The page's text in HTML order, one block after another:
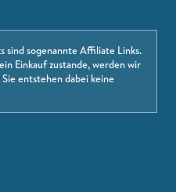
sind sogenannte Affiliate Links.
Einkauf zustande, werden wir
entstehen dabei keine